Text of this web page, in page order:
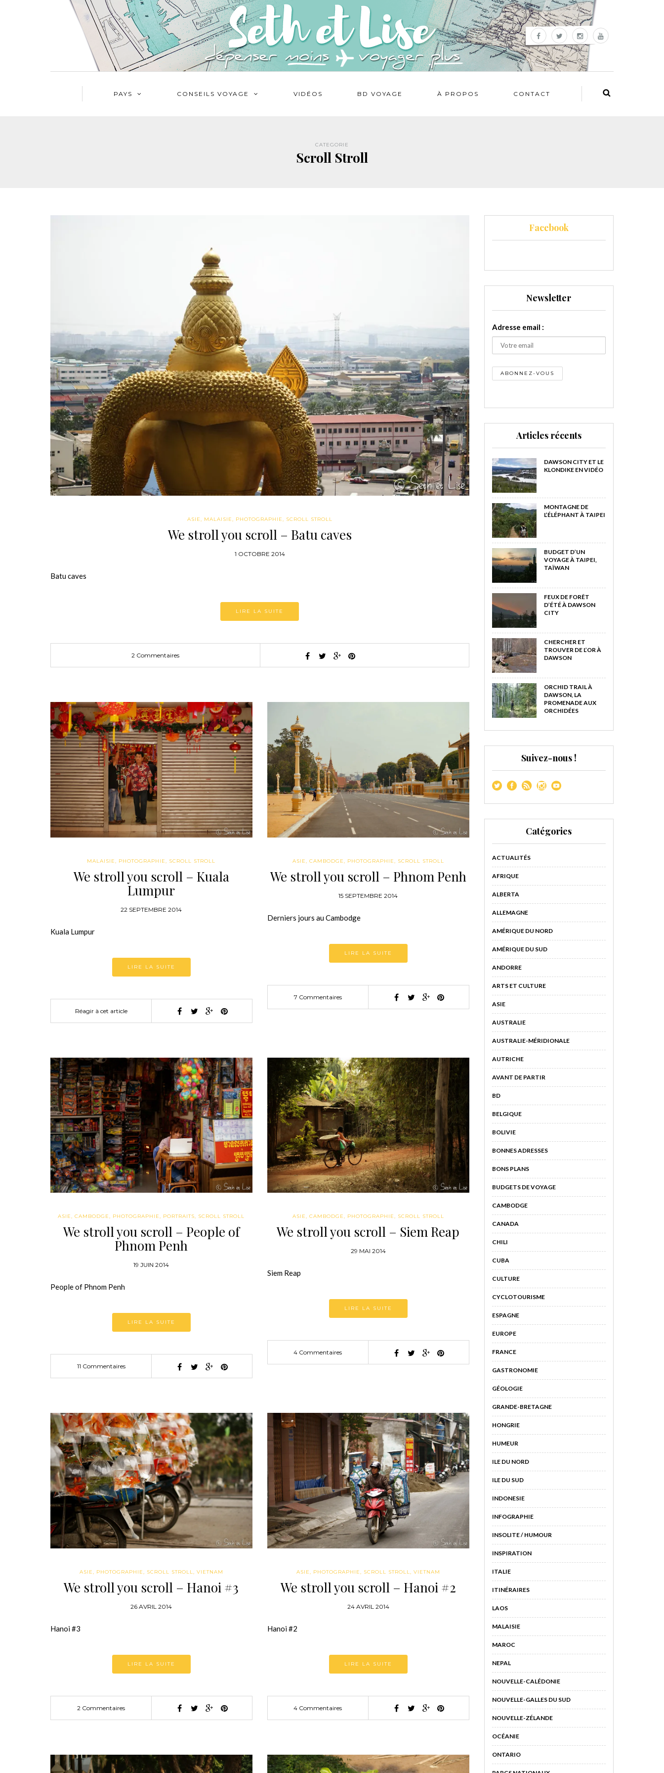
PAYS CONSEILS VOYAGE VIDÉOS BD VOYAGE À PROPOS CONTACT
CATEGORIE
Scroll Stroll
ASIE, MALAISIE, PHOTOGRAPHIE, SCROLL STROLL
We stroll you scroll – Batu caves
1 OCTOBRE 2014
Batu caves
LIRE LA SUITE
2 Commentaires
MALAISIE, PHOTOGRAPHIE, SCROLL STROLL
We stroll you scroll – Kuala
Lumpur
22 SEPTEMBRE 2014
Kuala Lumpur
LIRE LA SUITE
Réagir à cet article
ASIE, CAMBODGE, PHOTOGRAPHIE, SCROLL STROLL
We stroll you scroll – Phnom Penh
15 SEPTEMBRE 2014
Derniers jours au Cambodge
LIRE LA SUITE
7 Commentaires
ASIE,CAMBODGE, PHOTOGRAPHIE, PORTRAITS, SCROLL STROLL
We stroll you scroll – People of
Phnom Penh
19 JUIN 2014
People of Phnom Penh
LIRE LA SUITE
11 Commentaires
ASIE, CAMBODGE, PHOTOGRAPHIE, SCROLL STROLL
We stroll you scroll – Siem Reap
29 MAI 2014
Siem Reap
LIRE LA SUITE
4 Commentaires
ASIE, PHOTOGRAPHIE, SCROLL STROLL, VIETNAM
We stroll you scroll – Hanoi #3
26 AVRIL 2014
Hanoi #3
LIRE LA SUITE
2 Commentaires
ASIE, PHOTOGRAPHIE, SCROLL STROLL, VIETNAM
We stroll you scroll – Hanoi #2
24 AVRIL 2014
Hanoi #2
LIRE LA SUITE
4 Commentaires
Facebook
Newsletter
Adresse email :
Articles récents
DAWSON CITY ET LE
KLONDIKE EN VIDÉO
MONTAGNE DE
L’ÉLÉPHANT À TAIPEI
BUDGET D’UN
VOYAGE À TAIPEI,
TAÏWAN
FEUX DE FORÊT
D’ÉTÉ À DAWSON
CITY
CHERCHER ET
TROUVER DE L’OR À
DAWSON
ORCHID TRAIL À
DAWSON, LA
PROMENADE AUX
ORCHIDÉES
Suivez-nous !
Catégories
ACTUALITÉS
AFRIQUE
ALBERTA
ALLEMAGNE
AMÉRIQUE DU NORD
AMÉRIQUE DU SUD
ANDORRE
ARTS ET CULTURE
ASIE
AUSTRALIE
AUSTRALIE-MÉRIDIONALE
AUTRICHE
AVANT DE PARTIR
BD
BELGIQUE
BOLIVIE
BONNES ADRESSES
BONS PLANS
BUDGETS DE VOYAGE
CAMBODGE
CANADA
CHILI
CUBA
CULTURE
CYCLOTOURISME
ESPAGNE
EUROPE
FRANCE
GASTRONOMIE
GÉOLOGIE
GRANDE-BRETAGNE
HONGRIE
HUMEUR
ILE DU NORD
ILE DU SUD
INDONESIE
INFOGRAPHIE
INSOLITE / HUMOUR
INSPIRATION
ITALIE
ITINÉRAIRES
LAOS
MALAISIE
MAROC
NEPAL
NOUVELLE-CALÉDONIE
NOUVELLE-GALLES DU SUD
NOUVELLE-ZÉLANDE
OCÉANIE
ONTARIO